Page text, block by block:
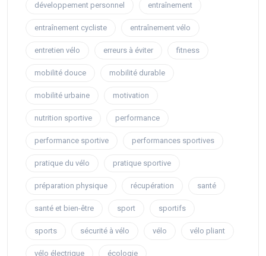
développement personnel entraînement
entraînement cycliste entraînement vélo
entretien vélo erreurs à éviter fitness
mobilité douce mobilité durable
mobilité urbaine motivation
nutrition sportive performance
performance sportive performances sportives
pratique du vélo pratique sportive
préparation physique récupération santé
santé et bien-être sport sportifs
sports sécurité à vélo vélo vélo pliant
vélo électrique écologie